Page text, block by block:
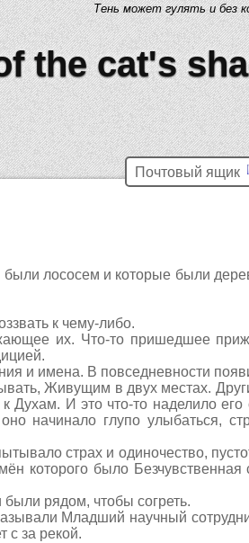
Тень может гулять и без
the cat's
Почтовый ящик
лососем и которые были
к чему-либо.
их. Что-то пришедшее
и имена. В повседневности
Живущим в двух местах.
И это что-то наделило его
начинало глупо улыбаться,
страх и одиночество,
которого было Безчувственная
рядом, чтобы согреть.
Младший научный
с за рекой.